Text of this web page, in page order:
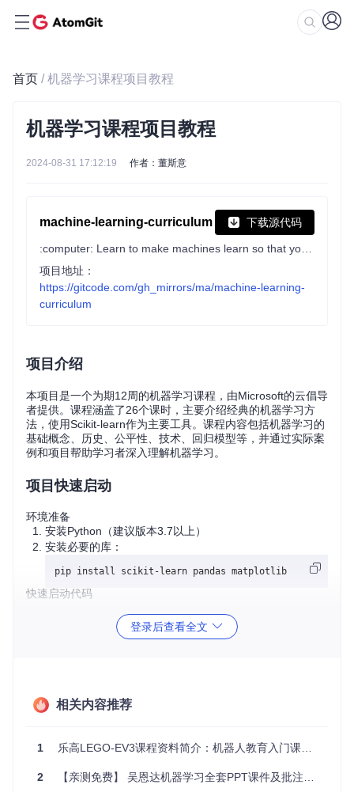
首页 / 机器学习课程项目教程
机器学习课程项目教程
2024-08-31 17:12:19 作者：董斯意
machine-learning-curriculum 下载源代码
项目地址：
https://gitcode.com/gh_mirrors/ma/machine-learning-
curriculum
项目介绍
本项目是一个为期12周的机器学习课程，由Microsoft的云倡导
者提供。课程涵盖了26个课时，主要介绍经典的机器学习方
法，使用Scikit-learn作为主要工具。课程内容包括机器学习的
基础概念、历史、公平性、技术、回归模型等，并通过实际案
例和项目帮助学习者深入理解机器学习。
项目快速启动
环境准备
安装Python（建议版本3.7以上）
安装必要的库：
快速启动代码
以下是一个简单的机器学习示例，使用Scikit-learn进行线性回
from sklearn.linear_model
X = np.random.rand(100, 1)
2 + * X + np.random.randn( 100, 1 )
# 分割数据集
登录后查看全文
相关内容推荐
1 乐高LEGO-EV3课程资料简介：机器人教育入门课程，提供全面系统学习资源
2 【亲测免费】 吴恩达机器学习全套PPT课件及批注：深度学习的最佳伴侣